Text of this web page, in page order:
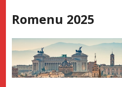
to
Romenu 2025